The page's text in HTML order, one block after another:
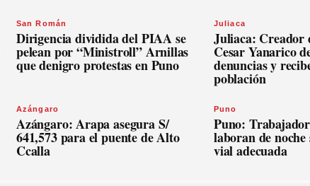
San Román
Dirigencia dividida del PIAA se
pelean por “Ministroll” Arnillas
que denigro protestas en Puno
Juliaca
Juliaca: Creador
Cesar Yanarico
denuncias y
población
Azángaro
Azángaro: Arapa asegura S/
641,573 para el puente de Alto
Ccalla
Puno
Puno:
laboran de
vial adecuada